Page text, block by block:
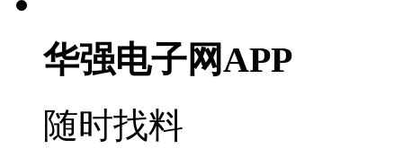
华强电子网APP
随时找料